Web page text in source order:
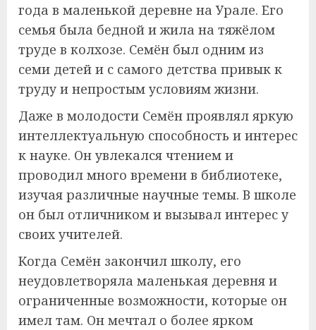
года в маленькой деревне на Урале. Его
семья была бедной и жила на тяжёлом
труде в колхозе. Семён был одним из
семи детей и с самого детства привык к
труду и непростым условиям жизни.
Даже в молодости Семён проявлял яркую
интеллектуальную способность и интерес
к науке. Он увлекался чтением и
проводил много времени в библиотеке,
изучая различные научные темы. В школе
он был отличником и вызывал интерес у
своих учителей.
Когда Семён закончил школу, его
неудовлетворяла маленькая деревня и
ограниченные возможности, которые он
имел там. Он мечтал о более ярком